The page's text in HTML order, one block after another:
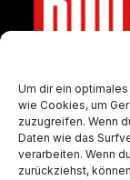
Um dir ein
wie Cookies, um
zuzugreifen. Wenn
Daten wie das
verarbeiten. Wenn
zurückziehst,